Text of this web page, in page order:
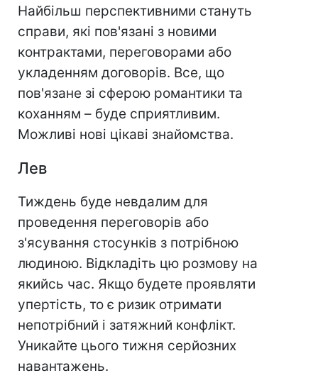
Найбільш перспективними стануть
справи, які пов'язані з новими
контрактами, переговорами або
укладенням договорів. Все, що
пов'язане зі сферою романтики та
коханням – буде сприятливим.
Можливі нові цікаві знайомства.
Лев
Тиждень буде невдалим для
проведення переговорів або
з'ясування стосунків з потрібною
людиною. Відкладіть цю розмову на
якийсь час. Якщо будете проявляти
упертість, то є ризик отримати
непотрібний і затяжний конфлікт.
Уникайте цього тижня серйозних
навантажень.